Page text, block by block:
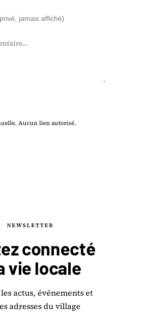
Aucun lien autorisé.
NEWSLETTER
connecté
vie locale
actus, événements et
adresses du village